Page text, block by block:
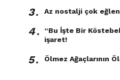
3․ Az nostalji çok
4․
“Bu İşte Bir
işaret!
5․ Ölmez Ağaçlarının